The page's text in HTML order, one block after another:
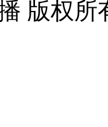
版权所